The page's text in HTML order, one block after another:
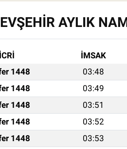
AYLIK
İMSAK
1448 03:48
1448 03:49
1448 03:51
1448 03:52
1448 03:53